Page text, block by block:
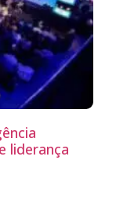
liderança